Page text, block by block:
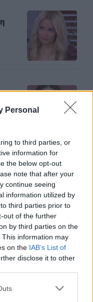
Personal
to third parties, or
information for
the below opt-out
note that after your
continue seeing
information utilized by
third parties prior to
out of the further
by third parties on the
This information may
on the IAB’s List of
disclose it to other